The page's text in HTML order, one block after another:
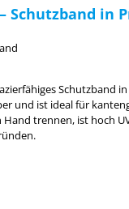
Schutzband in
Schutzband
und ist ideal für
trennen, ist hoch